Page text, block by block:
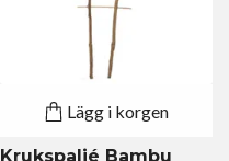
Lägg i korgen
Krukspaljé Bambu